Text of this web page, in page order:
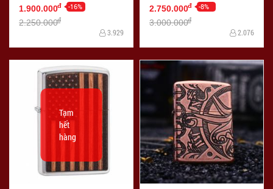
SKULL
1.900.000đ -16%
2.250.000đ
3.929
2.750.000đ -8%
3.000.000đ
2.076
Tạm
hết
hàng